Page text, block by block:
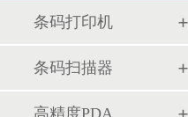
条码打印机
条码扫描器
高精度PDA